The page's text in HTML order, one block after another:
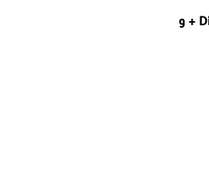
Facebook و Twitter و Whatsapp و Snapchat وما إلى ذلك ، والوصول إلى Netflix و YouTube و Disney + و